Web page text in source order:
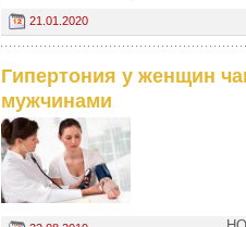
21.01.2020
Гипертония у женщин
мужчинами